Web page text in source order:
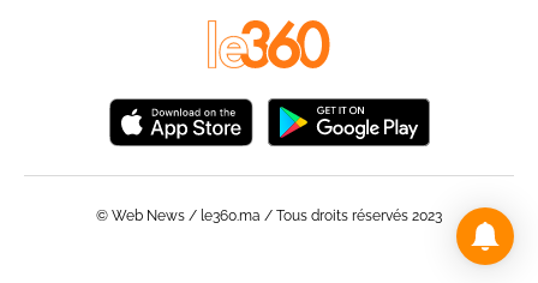
© Web News / le360.ma / Tous droits réservés 2023